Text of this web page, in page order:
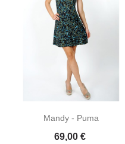
Mandy - Puma
Prix
69,00 €